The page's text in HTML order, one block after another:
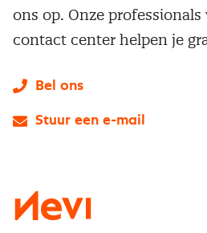
ons op. Onze
contact center helpen je
Bel ons
Stuur een e-mail